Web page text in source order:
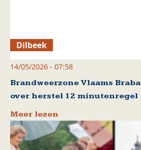
Dilbeek
14/05/2026 - 07:58
Brandweerzone Vlaams
over herstel 12 minutenregel
Meer lezen